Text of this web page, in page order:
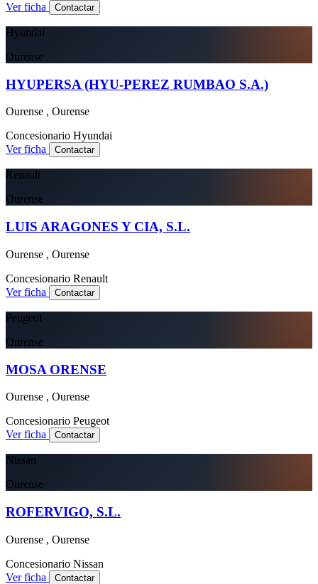
Ver ficha
Contactar
Hyundai
Ourense
HYUPERSA (HYU-PEREZ RUMBAO S.A.)
Ourense , Ourense
Concesionario Hyundai
Ver ficha
Contactar
Renault
Ourense
LUIS ARAGONES Y CIA, S.L.
Ourense , Ourense
Concesionario Renault
Ver ficha
Contactar
Peugeot
Ourense
MOSA ORENSE
Ourense , Ourense
Concesionario Peugeot
Ver ficha
Contactar
Nissan
Ourense
ROFERVIGO, S.L.
Ourense , Ourense
Concesionario Nissan
Ver ficha
Contactar